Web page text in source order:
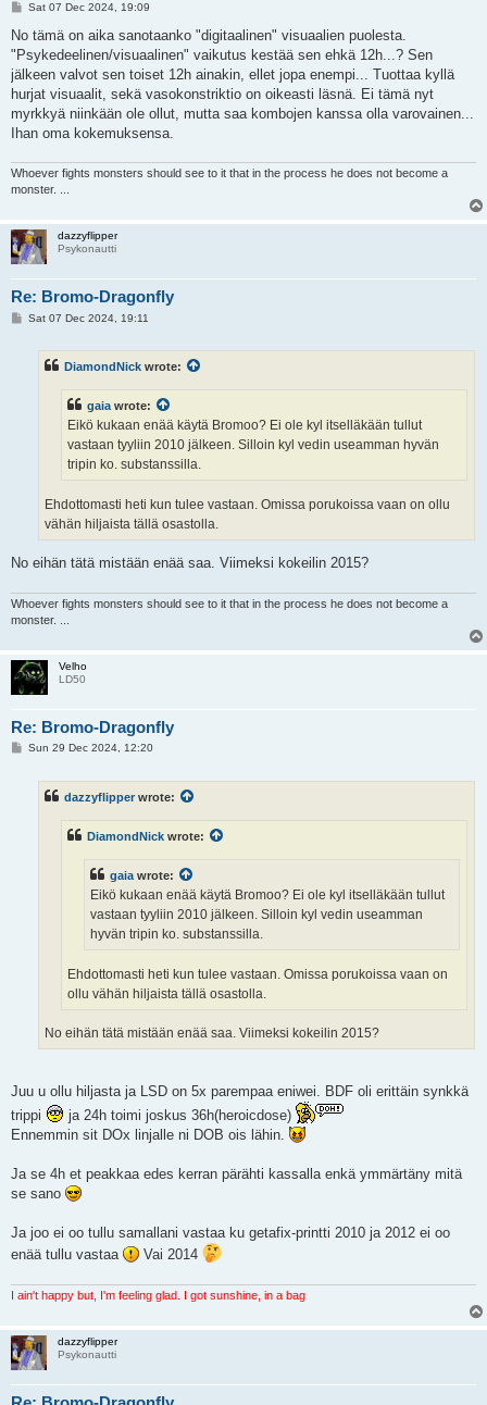
P
s
Sat 07 Dec 2024, 19:09
No tämä on aika sanotaanko "digitaalinen" visuaalien puolesta.
"Psykedeelinen/visuaalinen" vaikutus kestää sen ehkä 12h...? Sen
jälkeen valvot sen toiset 12h ainakin, ellet jopa enempi... Tuottaa kyllä
hurjat visuaalit, sekä vasokonstriktio on oikeasti läsnä. Ei tämä nyt
myrkkyä niinkään ole ollut, mutta saa kombojen kanssa olla varovainen...
Ihan oma kokemuksensa.
Whoever fights monsters should see to it that in the process he does not become a
monster. ...
dazzyflipper
Psykonautti
Re: Bromo-Dragonfly
PSat 07 Dec 2024, 19:11
DiamondNick wrote:
gaiawrote:
Eikö kukaan enää käytä Bromoo? Ei ole kyl itselläkään tullut
vastaan tyyliin 2010 jälkeen. Silloin kyl vedin useamman hyvän
tripin ko. substanssilla.
Ehdottomasti heti kun tulee vastaan. Omissa porukoissa vaan on ollu
vähän hiljaista tällä osastolla.
No eihän tätä mistään enää saa. Viimeksi kokeilin 2015?
Whoever fights monsters should see to it that in the process he does not become a
monster. ...
Velho
LD50
Re: Bromo-Dragonfly
PSun 29 Dec 2024, 12:20
dazzyflipper wrote:
DiamondNick wrote:
gaia wrote:
Eikö kukaan enää käytä Bromoo? Ei ole kyl itselläkään tullut
vastaan tyyliin 2010 jälkeen. Silloin kyl vedin useamman
hyvän tripin ko. substanssilla.
Ehdottomasti heti kun tulee vastaan. Omissa porukoissa vaan on
ollu vähän hiljaista tällä osastolla.
No eihän tätä mistään enää saa. Viimeksi kokeilin 2015?
Juu u ollu hiljasta ja LSD on 5x parempaa eniwei. BDF oli erittäin synkkä
trippi
ja 24h toimi joskus 36h(heroicdose)
Ennemmin sit DOx linjalle ni DOB ois lähin.
Ja se 4h et peakkaa edes kerran pärähti kassalla enkä ymmärtäny mitä
se sano
Ja joo ei oo tullu samallani vastaa ku getafix-printti 2010 ja 2012 ei oo
enää tullu vastaa
Vai 2014
I ain't happy but, I'm feeling glad. I got sunshine, in a bag
dazzyflipper
Psykonautti